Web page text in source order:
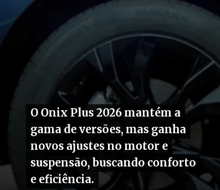
O Onix Plus 2026 mantém a
gama de versões, mas ganha
novos ajustes no motor e
suspensão, buscando conforto
e eficiência.
O Onix Plus 2026 mantém a
gama de versões, mas ganha
novos ajustes no motor e
suspensão, buscando conforto
e eficiência.